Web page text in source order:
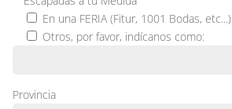
En una FERIA (Fitur, 1001 Bodas, etc...)
Otros, por favor, indícanos como:
Provincia